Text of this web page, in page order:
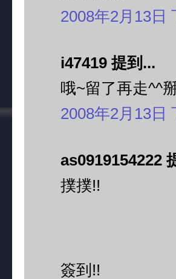
2008年2月13日
i47419 提到...
哦~留了再走^^
2008年2月13日
as0919154222
撲撲!!
簽到!!